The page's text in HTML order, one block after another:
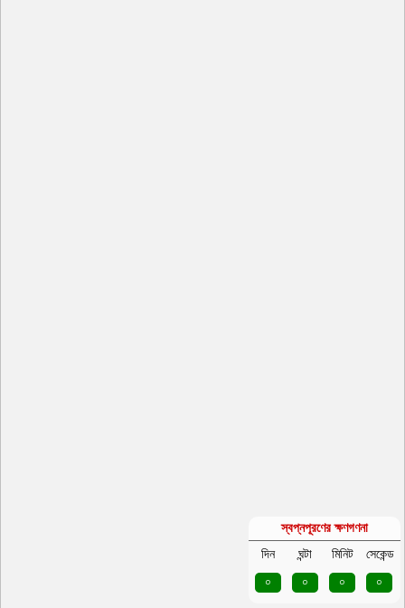
স্বপ্নপূরণের ক্ষণগণনা
দিন
ঘন্টা মিনিট
সেকেন্ড
০
০ ০ ০